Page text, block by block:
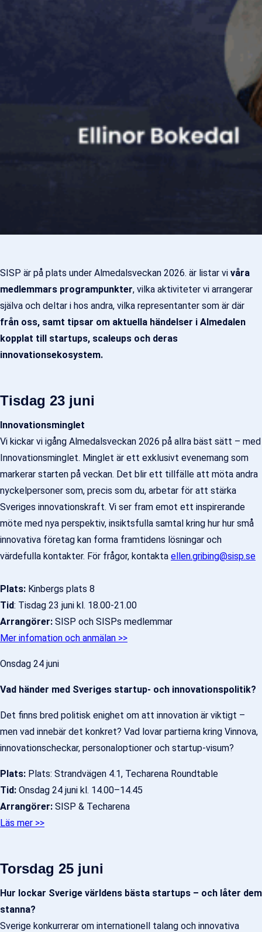
SISP är på plats under Almedalsveckan 2026. är listar vi våra
medlemmars programpunkter, vilka aktiviteter vi arrangerar
själva och deltar i hos andra, vilka representanter som är där
från oss, samt tipsar om aktuella händelser i Almedalen
kopplat till startups, scaleups och deras
innovationsekosystem.
Tisdag 23 juni
Innovationsminglet
Vi kickar vi igång Almedalsveckan 2026 på allra bäst sätt – med
Innovationsminglet. Minglet är ett exklusivt evenemang som
markerar starten på veckan. Det blir ett tillfälle att möta andra
nyckelpersoner som, precis som du, arbetar för att stärka
Sveriges innovationskraft. Vi ser fram emot ett inspirerande
möte med nya perspektiv, insiktsfulla samtal kring hur hur små
innovativa företag kan forma framtidens lösningar och
värdefulla kontakter. För frågor, kontakta ellen.gribing@sisp.se
Plats: Kinbergs plats 8
Tid: Tisdag 23 juni kl. 18.00-21.00
Arrangörer: SISP och SISPs medlemmar
Mer infomation och anmälan >>
Onsdag 24 juni
Vad händer med Sveriges startup- och innovationspolitik?
Det finns bred politisk enighet om att innovation är viktigt –
men vad innebär det konkret? Vad lovar partierna kring Vinnova,
innovationscheckar, personaloptioner och startup-visum?
Plats: Plats: Strandvägen 4.1, Techarena Roundtable
Tid: Onsdag 24 juni kl. 14.00–14.45
Arrangörer: SISP & Techarena
Läs mer >>
Torsdag 25 juni
Hur lockar Sverige världens bästa startups – och låter dem
stanna?
Sverige konkurrerar om internationell talang och innovativa